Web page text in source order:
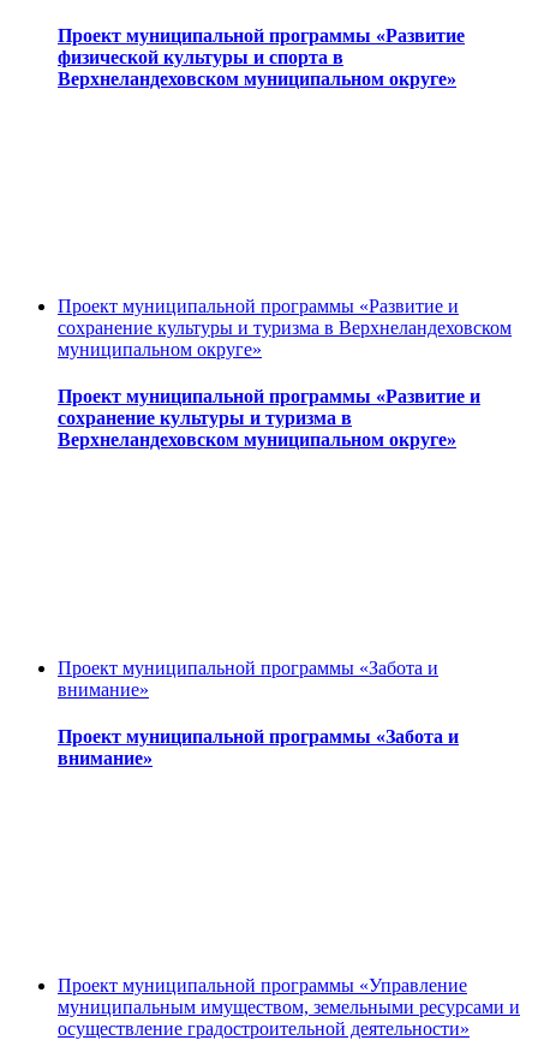
Проект муниципальной программы «Развитие
физической культуры и спорта в
Верхнеландеховском муниципальном округе»
Проект муниципальной программы «Развитие и
сохранение культуры и туризма в Верхнеландеховском
муниципальном округе»
Проект муниципальной программы «Развитие и
сохранение культуры и туризма в
Верхнеландеховском муниципальном округе»
Проект муниципальной программы «Забота и
внимание»
Проект муниципальной программы «Забота и
внимание»
Проект муниципальной программы «Управление
муниципальным имуществом, земельными ресурсами и
осуществление градостроительной деятельности»